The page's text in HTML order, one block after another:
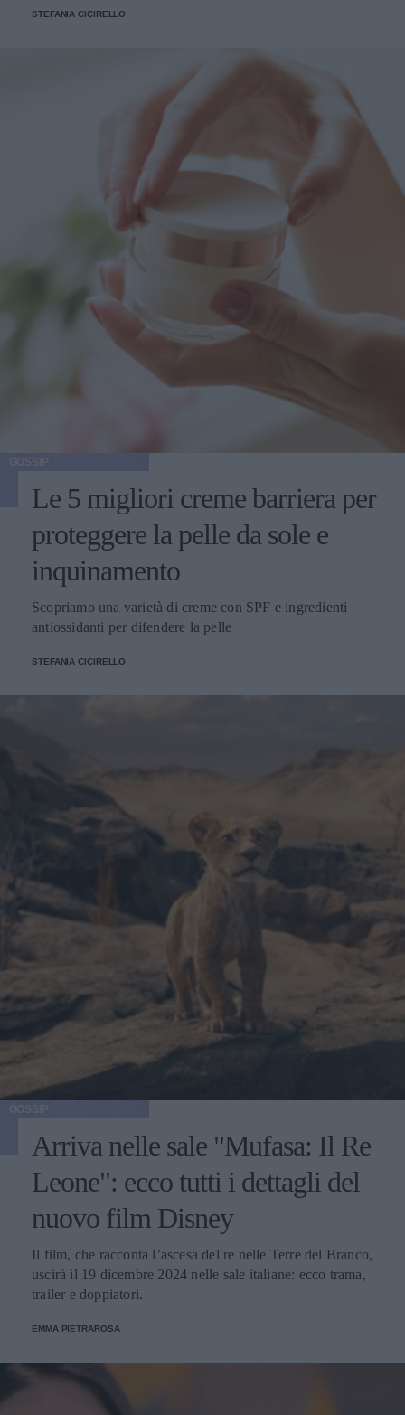
STEFANIA CICIRELLO
Le 5 migliori creme barriera per
proteggere la pelle da sole e
inquinamento
Scopriamo una varietà di creme con SPF e ingredienti
antiossidanti per difendere la pelle
STEFANIA CICIRELLO
Arriva nelle sale "Mufasa: Il Re
Leone": ecco tutti i dettagli del
nuovo film Disney
Il film, che racconta l’ascesa del re nelle Terre del Branco,
uscirà il 19 dicembre 2024 nelle sale italiane: ecco trama,
trailer e doppiatori.
EMMA PIETRAROSA